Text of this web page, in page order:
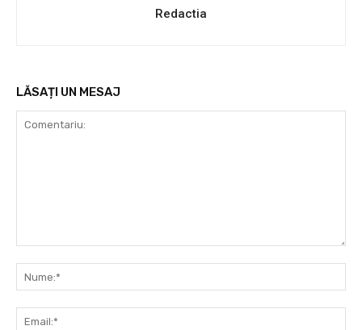
Redactia
LĂSAȚI UN MESAJ